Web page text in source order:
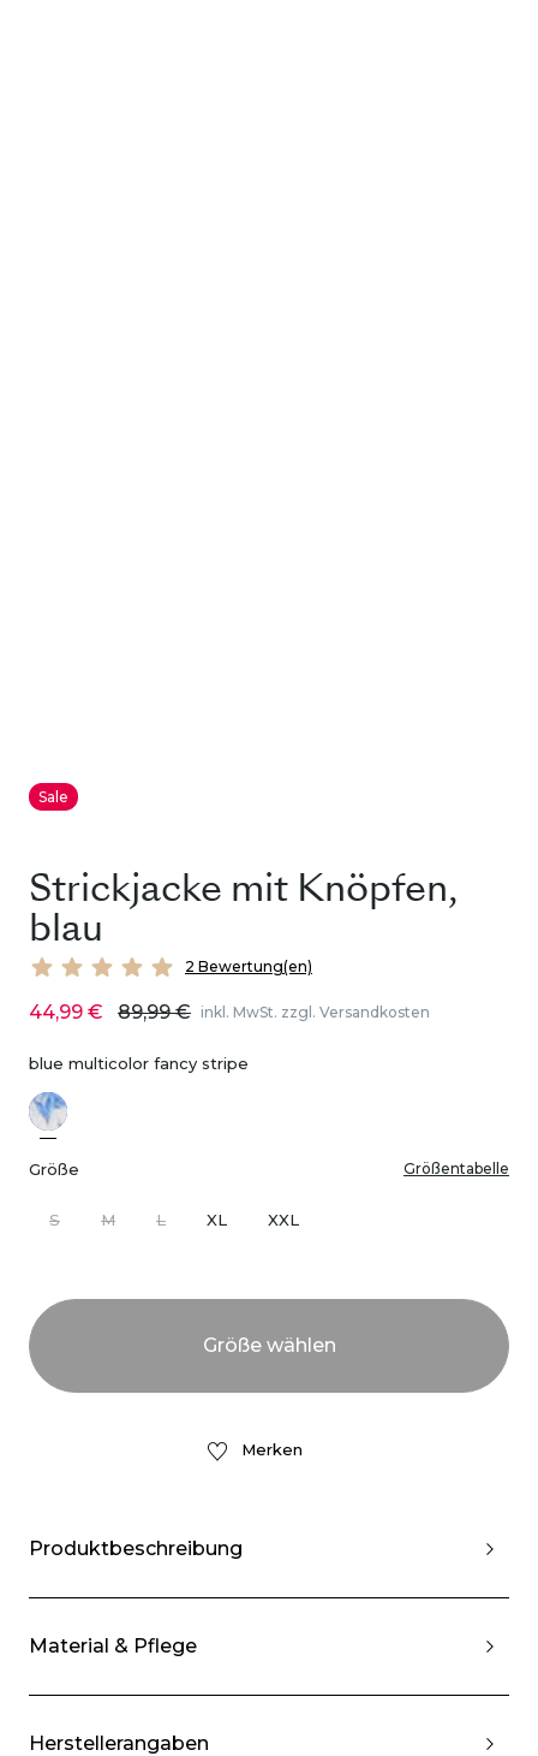
Sale
Strickjacke mit Knöpfen,
blau
2 Bewertung(en)
44,99 € 89,99 € inkl. MwSt. zzgl. Versandkosten
blue multicolor fancy stripe
Größe Größentabelle
S M L XL XXL
Merken
Produktbeschreibung
Material & Pflege
Herstellerangaben